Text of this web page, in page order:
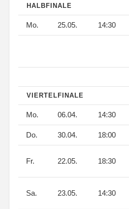
HALBFINALE
Mo. 25.05. 14:30
VIERTELFINALE
Mo. 06.04. 14:30
Do. 30.04. 18:00
Fr. 22.05. 18:30
Sa. 23.05. 14:30